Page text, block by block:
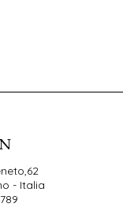
- Italia